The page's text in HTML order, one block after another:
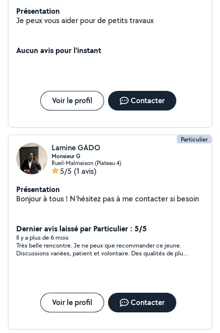
Présentation
Je peux vous aider pour de petits travaux
Aucun avis pour l'instant
Voir le profil Contacter
Particulier
Lamine GADO
Monsieur G
Rueil-Malmaison (Plateau 4)
5/5 (1 avis)
Présentation
Bonjour à tous ! N'hésitez pas à me contacter si besoin
Dernier avis laissé par Particulier : 5/5
Il y a plus de 6 mois
Très belle rencontre. Je ne peux que recommander ce jeune.
Discussions variées, patient et volontaire. Des qualités de plus
Voir le profil Contacter